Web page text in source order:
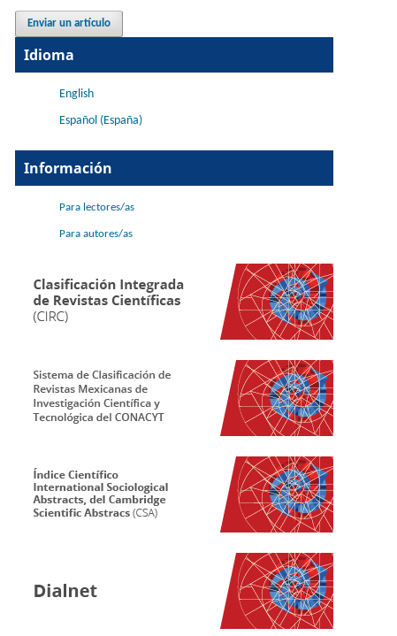
Enviar un artículo
Idioma
English
Español (España)
Información
Para lectores/as
Para autores/as